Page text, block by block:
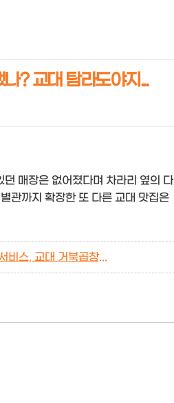
? 교대 탐라도야지...
매장은 없어졌다며 차라리 옆의 다
관까지 확장한 또 다른 교대 맛집은
스, 교대 거북곱창...